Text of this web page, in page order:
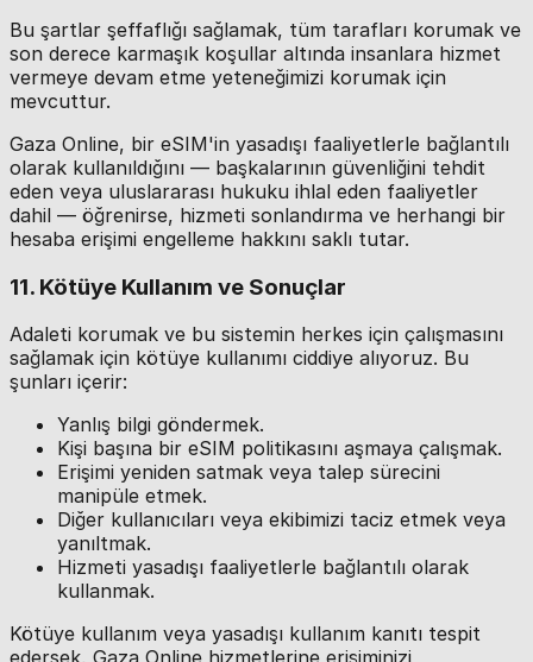
Bu şartlar şeffaflığı sağlamak, tüm tarafları korumak ve
son derece karmaşık koşullar altında insanlara hizmet
vermeye devam etme yeteneğimizi korumak için
mevcuttur.
Gaza Online, bir eSIM'in yasadışı faaliyetlerle bağlantılı
olarak kullanıldığını — başkalarının güvenliğini tehdit
eden veya uluslararası hukuku ihlal eden faaliyetler
dahil — öğrenirse, hizmeti sonlandırma ve herhangi bir
hesaba erişimi engelleme hakkını saklı tutar.
11. Kötüye Kullanım ve Sonuçlar
Adaleti korumak ve bu sistemin herkes için çalışmasını
sağlamak için kötüye kullanımı ciddiye alıyoruz. Bu
şunları içerir:
Yanlış bilgi göndermek.
Kişi başına bir eSIM politikasını aşmaya çalışmak.
Erişimi yeniden satmak veya talep sürecini
manipüle etmek.
Diğer kullanıcıları veya ekibimizi taciz etmek veya
yanıltmak.
Hizmeti yasadışı faaliyetlerle bağlantılı olarak
kullanmak.
Kötüye kullanım veya yasadışı kullanım kanıtı tespit